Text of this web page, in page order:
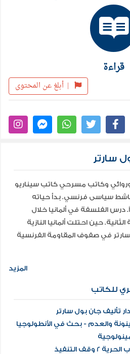
حين صبّها في قالبٍ روائي
قراءة
| أبلغ عن المحتوى
سارتر
وكاتب مسرحي كاتب سيناريو
سياسى فرنسي. بدأ حياته
درس الفلسفة في ألمانيا خلال
حين احتلت ألمانيا النازية
في صفوف المقاومة الفرنسية
المزيد
للكاتب
تأليف جان بول سارتر
والعدم - بحث في الأنطولوجيا
2 وقف التنفيذ